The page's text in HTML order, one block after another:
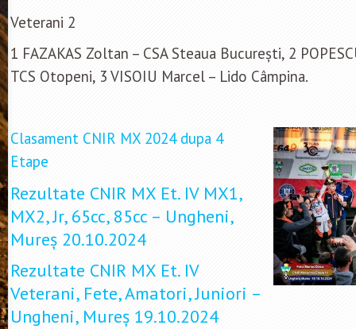
Veterani 2
1 FAZAKAS Zoltan – CSA Steaua București, 2
TCS Otopeni, 3 VISOIU Marcel – Lido Câmpina.
Clasament CNIR MX 2024 dupa 4
Etape
Rezultate CNIR MX Et. IV MX1,
MX2, Jr, 65cc, 85cc – Ungheni,
Mureș 20.10.2024
Rezultate CNIR MX Et. IV
Veterani, Fete, Amatori, Juniori –
Ungheni, Mureș 19.10.2024